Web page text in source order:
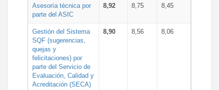
Asesoría técnica por
parte del ASIC
8,92 8,75 8,45
Gestión del Sistema
SQF (sugerencias,
quejas y
felicitaciones) por
parte del Servicio de
Evaluación, Calidad y
Acreditación (SECA)
8,90 8,56 8,06